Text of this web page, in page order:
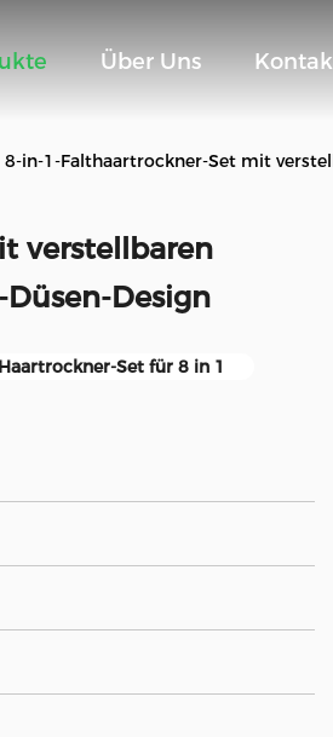
Über Uns
8-in-1-Falthaartrockner-Set mit
verstellbaren
Design
Haartrockner-Set für 8 in 1